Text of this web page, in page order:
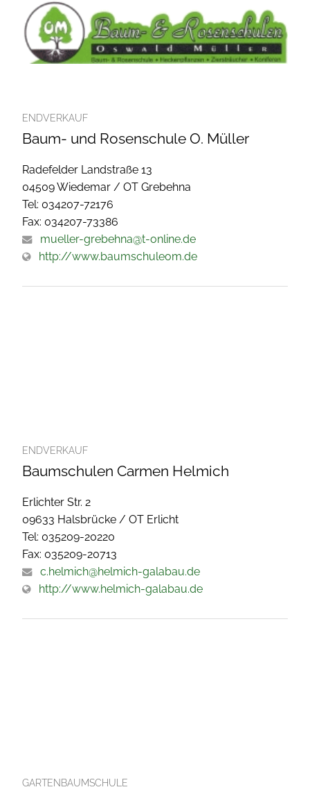
ENDVERKAUF
Baum- und Rosenschule O. Müller
Radefelder Landstraße 13
04509 Wiedemar / OT Grebehna
Tel: 034207-72176
Fax: 034207-73386
mueller-grebehna@t-online.de
http://www.baumschuleom.de
ENDVERKAUF
Baumschulen Carmen Helmich
Erlichter Str. 2
09633 Halsbrücke / OT Erlicht
Tel: 035209-20220
Fax: 035209-20713
c.helmich@helmich-galabau.de
http://www.helmich-galabau.de
GARTENBAUMSCHULE